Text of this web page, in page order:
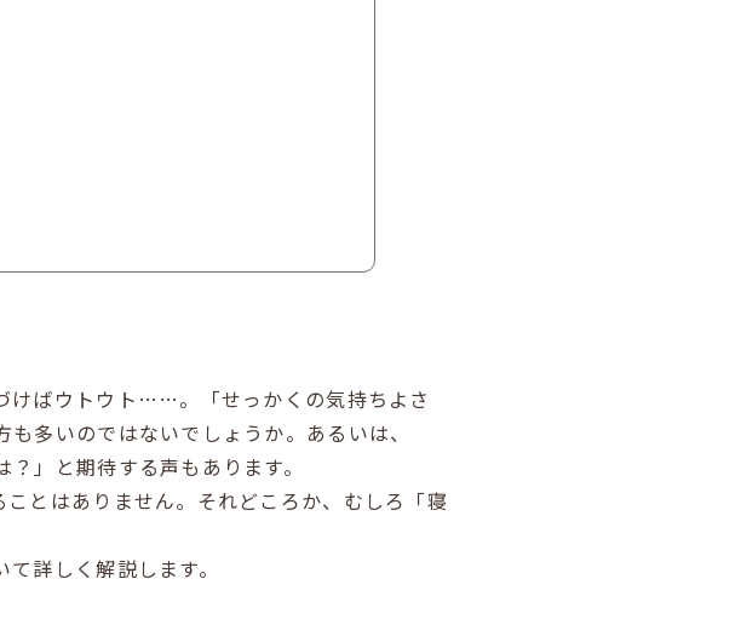
けばウトウト……。「せっかくの気持ちよさ
多いのではないでしょうか。あるいは、
」と期待する声もあります。
とはありません。それどころか、むしろ「寝
詳しく解説します。